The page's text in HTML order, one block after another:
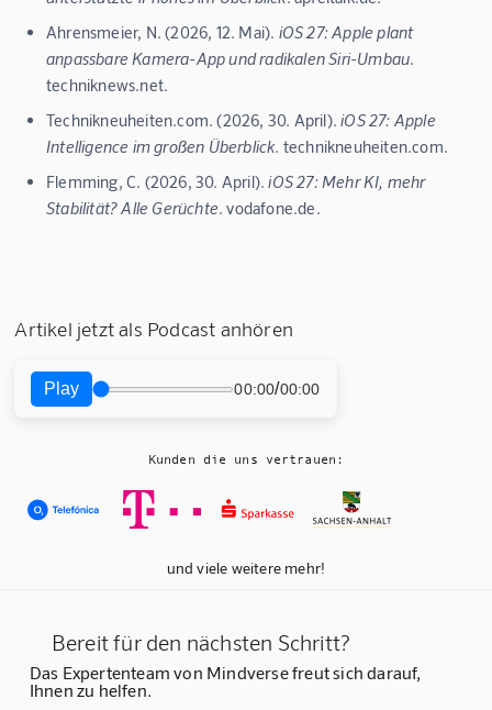
Ahrensmeier, N. (2026, 12. Mai). iOS 27: Apple plant
anpassbare Kamera-App und radikalen Siri-Umbau.
techniknews.net.
Technikneuheiten.com. (2026, 30. April).iOS 27: Apple
Intelligence im großen Überblick. technikneuheiten.com.
Flemming, C. (2026, 30. April).iOS 27: Mehr KI, mehr
Stabilität? Alle Gerüchte. vodafone.de.
Artikel jetzt als Podcast anhören
Play 00:00/00:00
Kunden die uns vertrauen:
und viele weitere mehr!
Bereit für den nächsten Schritt?
Das Expertenteam von Mindverse freut sich darauf,
Ihnen zu helfen.